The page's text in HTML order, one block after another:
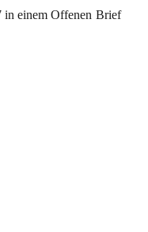
in einem Offenen Brief